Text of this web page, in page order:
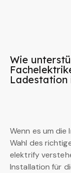
Wie
Ladestation
Wenn es um
Wahl des
elektrify
Installation für